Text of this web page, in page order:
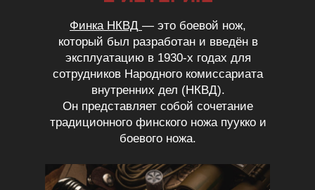
Финка НКВД — это боевой нож,
который был разработан и введён в
эксплуатацию в 1930-х годах для
сотрудников Народного комиссариата
внутренних дел (НКВД).
Он представляет собой сочетание
традиционного финского ножа пуукко и
боевого ножа.